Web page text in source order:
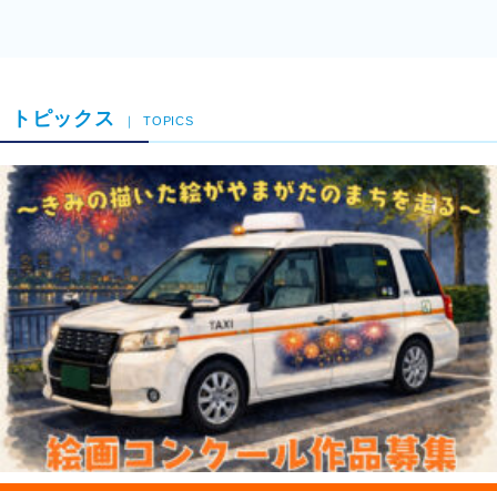
トピックス TOPICS